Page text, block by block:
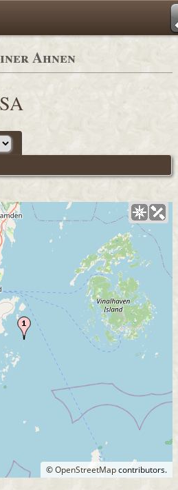
Ahnen
©OpenStreetMapcontributors.